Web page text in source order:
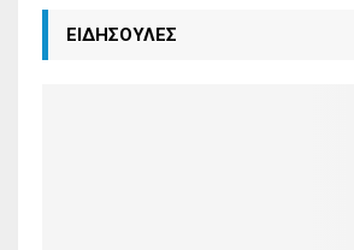
ΕΙΔΗΣΟΥΛΕΣ